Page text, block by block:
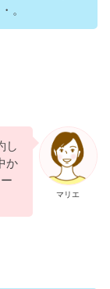
。
マリエ
し
か